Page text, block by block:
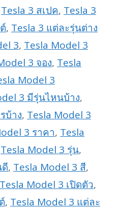
Tesla 3 สเปค, Tesla 3
, Tesla 3 แต่ละรุ่นต่าง
3, Tesla Model 3
3 จอง, Tesla
Model 3
3 มีรุ่นไหนบ้าง,
บ้าง, Tesla Model 3
3 ราคา, Tesla
Tesla Model 3 รุ่น,
, Tesla Model 3 สี,
Tesla Model 3 เปิดตัว,
, Tesla Model 3 แต่ละ